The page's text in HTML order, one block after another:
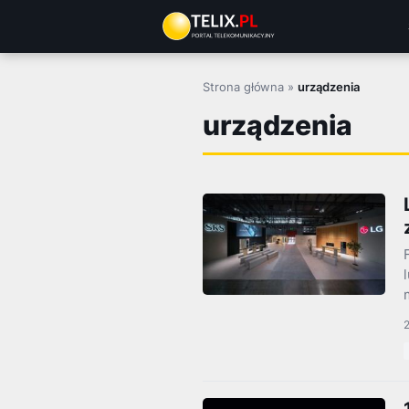
treści
Strona główna »urządzenia
urządzenia